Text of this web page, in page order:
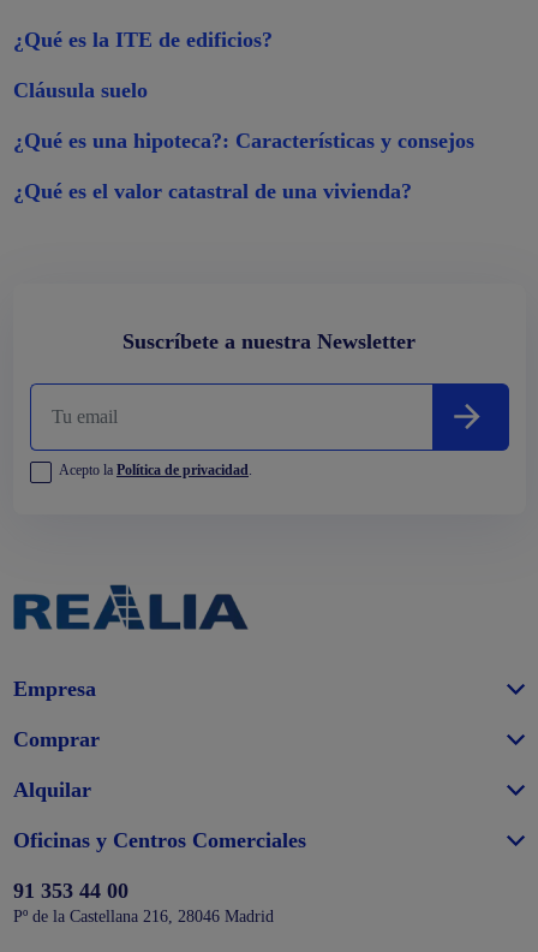
¿Qué es la ITE de edificios?
Cláusula suelo
¿Qué es una hipoteca?: Características y consejos
¿Qué es el valor catastral de una vivienda?
Suscríbete a nuestra Newsletter
Acepto la Política de privacidad
Empresa
Comprar
Alquilar
Oficinas y Centros Comerciales
91 353 44 00
Pº de la Castellana 216, 28046 Madrid